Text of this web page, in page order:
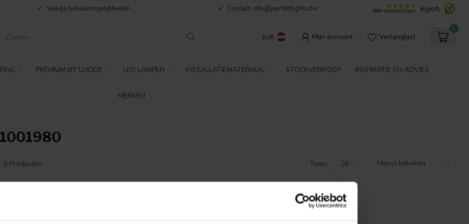
Veilige betaalmogelijkheden Contact: info@perfectlights.be 889 beoordelingen
EUR Mijn account Verlanglijst
0
PREMIUM BY LUCIDE LED LAMPEN INSTALLATIEMATERIAAL STOCKVERKOOP INSPIRATIE EN ADVIES
MERKEN
1001980
0 Producten Toon:
GEEN PRODUCTEN GEVONDEN!